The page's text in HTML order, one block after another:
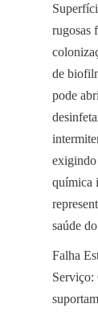
rugosas
de
pode
exigindo
química
saúde
Falha
Serviço: